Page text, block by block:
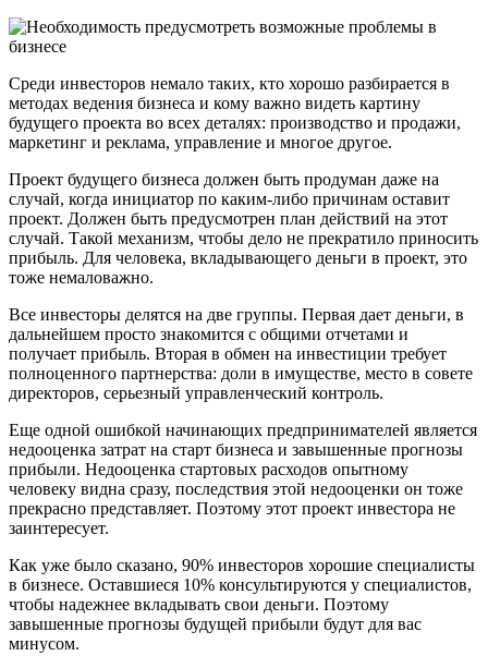
Среди инвесторов немало таких, кто хорошо разбирается в
методах ведения бизнеса и кому важно видеть картину
будущего проекта во всех деталях: производство и продажи,
маркетинг и реклама, управление и многое другое.
Проект будущего бизнеса должен быть продуман даже на
случай, когда инициатор по каким-либо причинам оставит
проект. Должен быть предусмотрен план действий на этот
случай. Такой механизм, чтобы дело не прекратило приносить
прибыль. Для человека, вкладывающего деньги в проект, это
тоже немаловажно.
Все инвесторы делятся на две группы. Первая дает деньги, в
дальнейшем просто знакомится с общими отчетами и
получает прибыль. Вторая в обмен на инвестиции требует
полноценного партнерства: доли в имуществе, место в совете
директоров, серьезный управленческий контроль.
Еще одной ошибкой начинающих предпринимателей является
недооценка затрат на старт бизнеса и завышенные прогнозы
прибыли. Недооценка стартовых расходов опытному
человеку видна сразу, последствия этой недооценки он тоже
прекрасно представляет. Поэтому этот проект инвестора не
заинтересует.
Как уже было сказано, 90% инвесторов хорошие специалисты
в бизнесе. Оставшиеся 10% консультируются у специалистов,
чтобы надежнее вкладывать свои деньги. Поэтому
завышенные прогнозы будущей прибыли будут для вас
минусом.